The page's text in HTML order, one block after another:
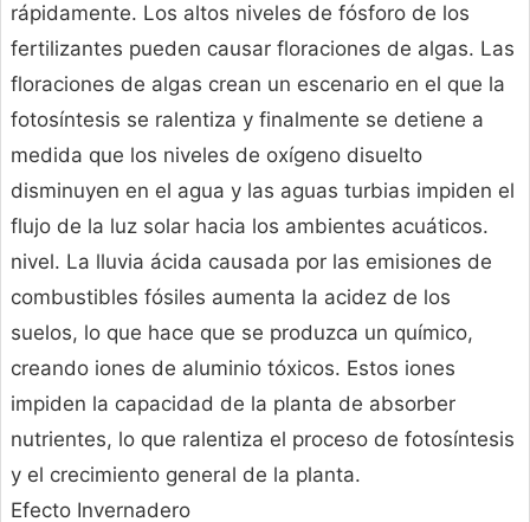
rápidamente. Los altos niveles de fósforo de los
fertilizantes pueden causar floraciones de algas. Las
floraciones de algas crean un escenario en el que la
fotosíntesis se ralentiza y finalmente se detiene a
medida que los niveles de oxígeno disuelto
disminuyen en el agua y las aguas turbias impiden el
flujo de la luz solar hacia los ambientes acuáticos.
nivel. La lluvia ácida causada por las emisiones de
combustibles fósiles aumenta la acidez de los
suelos, lo que hace que se produzca un químico,
creando iones de aluminio tóxicos. Estos iones
impiden la capacidad de la planta de absorber
nutrientes, lo que ralentiza el proceso de fotosíntesis
y el crecimiento general de la planta.
Efecto Invernadero